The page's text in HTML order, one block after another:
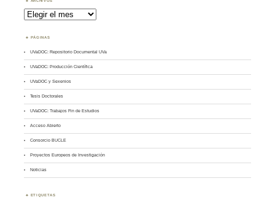
Archivos
PÁGINAS
UVaDOC: Repositorio Documental UVa
UVaDOC: Producción Científica
UVaDOC y Sexenios
Tesis Doctorales
UVaDOC: Trabajos Fin de Estudios
Acceso Abierto
Consorcio BUCLE
Proyectos Europeos de Investigación
Noticias
ETIQUETAS